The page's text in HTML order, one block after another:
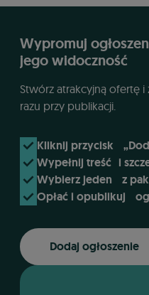
Wypromuj
jego widoczność
Stwórz atrakcyjną ofertę
razu przy publikacji.
Kliknij przycisk
Wypełnij treść i
Wybierz jeden z
Opłać i opublikuj
Dodaj ogłoszenie
by zwiększyć jego
wcześniej.
Wejdź do zakładki
wybierz
Kliknij „Promuj” lub
Cię ogłoszeniu
instrukcjami płatności
Pamiętaj, że możesz
jednocześnie do